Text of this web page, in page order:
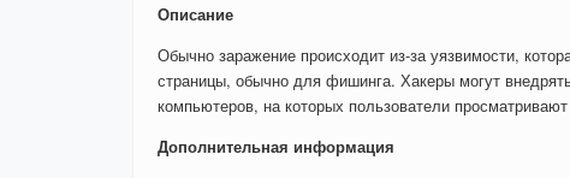
Описание
Обычно заражение происходит из-за уязвимости,
страницы, обычно для фишинга. Хакеры могут
компьютеров, на которых пользователи
Дополнительная информация